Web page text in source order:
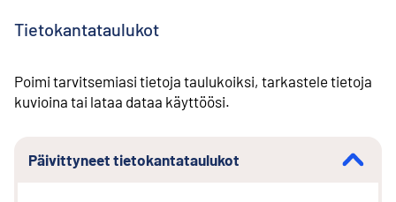
Tietokantataulukot
Poimi tarvitsemiasi tietoja taulukoiksi, tarkastele tietoja
kuvioina tai lataa dataa käyttöösi.
Päivittyneet tietokantataulukot